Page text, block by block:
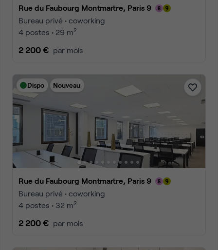
Rue du Faubourg Montmartre, Paris 9
Bureau privé • coworking
4 postes • 29 m2
2 200 € par mois
Dispo Nouveau
Rue du Faubourg Montmartre, Paris 9
Bureau privé • coworking
4 postes • 32 m2
2 200 € par mois